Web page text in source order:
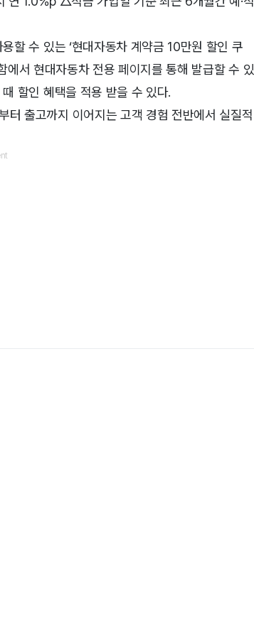
할 수 있는 ‘현대자동차 계약금 10만원 할인 쿠
에서 현대자동차 전용 페이지를 통해 발급할 수 있
할인 혜택을 적용 받을 수 있다.
터 출고까지 이어지는 고객 경험 전반에서 실질적